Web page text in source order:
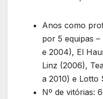
Anos como
por 5 equipas
e 2004), El
Linz (2006),
a 2010) e Lotto
Nº de vitórias: